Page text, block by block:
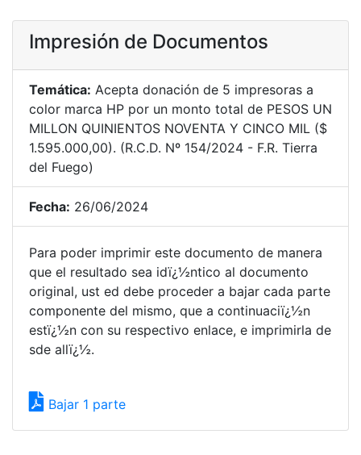
Impresión de Documentos
Temática: Acepta donación de 5 impresoras a
color marca HP por un monto total de PESOS UN
MILLON QUINIENTOS NOVENTA Y CINCO MIL ($
1.595.000,00). (R.C.D. Nº 154/2024 - F.R. Tierra
del Fuego)
Fecha: 26/06/2024
Para poder imprimir este documento de manera
que el resultado sea idï¿½ntico al documento
original, ust ed debe proceder a bajar cada parte
componente del mismo, que a continuaciï¿½n
estï¿½n con su respectivo enlace, e imprimirla de
sde allï¿½.
Bajar 1 parte